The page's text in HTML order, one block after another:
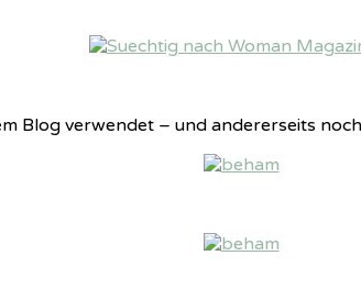
Blog verwendet – und andererseits